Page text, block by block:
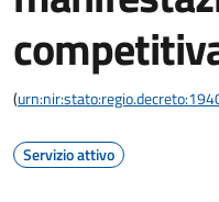
(
Servizio attivo